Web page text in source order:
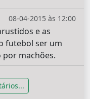
08-04-2015 às 12:00
e as
futebol ser um
machões.